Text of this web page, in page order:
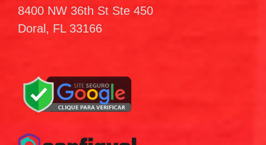
8400 NW 36th St Ste 450
Doral, FL 33166